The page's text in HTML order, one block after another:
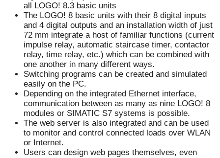
all LOGO! 8.3 basic units
The LOGO! 8 basic units with their 8 digital inputs
and 4 digital outputs and an installation width of just
72 mm integrate a host of familiar functions (current
impulse relay, automatic staircase timer, contactor
relay, time relay, etc.) which can be combined with
one another in many different ways.
Switching programs can be created and simulated
easily on the PC.
Depending on the integrated Ethernet interface,
communication between as many as nine LOGO! 8
modules or SIMATIC S7 systems is possible.
The web server is also integrated and can be used
to monitor and control connected loads over WLAN
or Internet.
Users can design web pages themselves, even